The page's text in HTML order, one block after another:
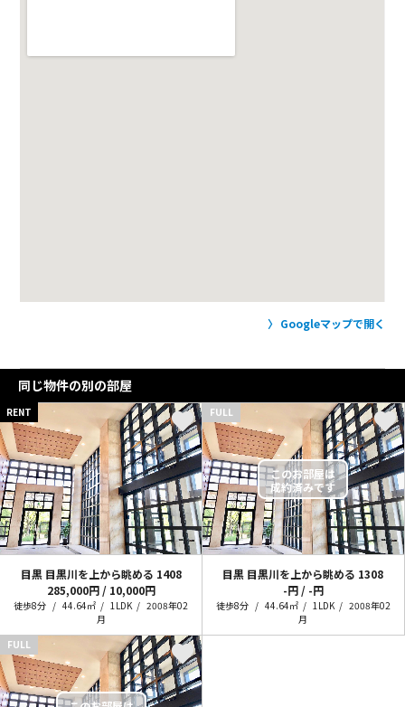
Googleマップで開く
同じ物件の別の部屋
RENT
目黒 目黒川を上から眺める 1408
285,000円 / 10,000円
徒歩8分 44.64㎡ 1LDK
2008年02
月
FULL
目黒 目黒川を上から眺める 1308
-円 / -円
徒歩8分 44.64㎡ 1LDK
2008年02
月
FULL